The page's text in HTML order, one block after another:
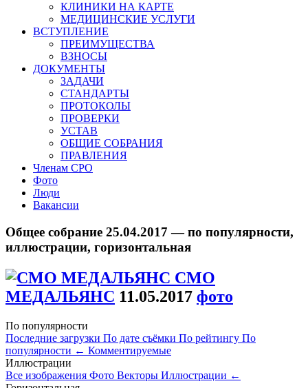
КЛИНИКИ НА КАРТЕ
МЕДИЦИНСКИЕ УСЛУГИ
ВСТУПЛЕНИЕ
ПРЕИМУЩЕСТВА
ВЗНОСЫ
ДОКУМЕНТЫ
ЗАДАЧИ
СТАНДАРТЫ
ПРОТОКОЛЫ
ПРОВЕРКИ
УСТАВ
ОБЩИЕ СОБРАНИЯ
ПРАВЛЕНИЯ
Членам СРО
Фото
Люди
Вакансии
Общее собрание 25.04.2017 — по популярности,
иллюстрации, горизонтальная
СМО
МЕДАЛЬЯНС 11.05.2017 фото
По популярности
Последние загрузки По дате съёмки По рейтингу По
популярности ← Комментируемые
Иллюстрации
Все изображения Фото Векторы Иллюстрации ←